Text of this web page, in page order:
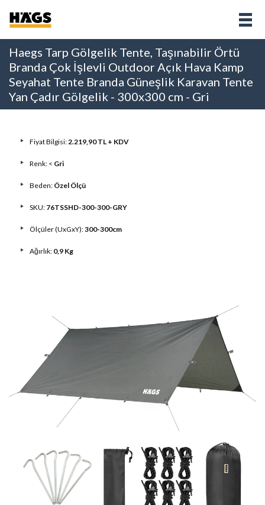
Haegs Tarp Gölgelik Tente, Taşınabilir Örtü
Branda Çok İşlevli Outdoor Açık Hava Kamp
Seyahat Tente Branda Güneşlik Karavan Tente
Yan Çadır Gölgelik - 300x300 cm - Gri
Fiyat Bilgisi:2.219,90 TL + KDV
Renk: < Gri
Beden: Özel Ölçü
SKU: 76TSSHD-300-300-GRY
Ölçüler (UxGxY):300-300cm
Ağırlık: 0,9 Kg